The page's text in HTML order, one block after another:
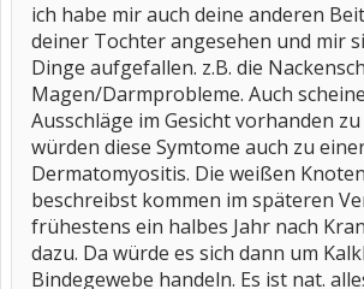
ich habe mir auch deine anderen
deiner Tochter angesehen und mir
Dinge aufgefallen. z.B. die
Magen/Darmprobleme. Auch
Ausschläge im Gesicht vorhanden zu
würden diese Symtome auch zu
Dermatomyositis. Die weißen
beschreibst kommen im späteren
frühestens ein halbes Jahr nach
dazu. Da würde es sich dann um
Bindegewebe handeln. Es ist nat.